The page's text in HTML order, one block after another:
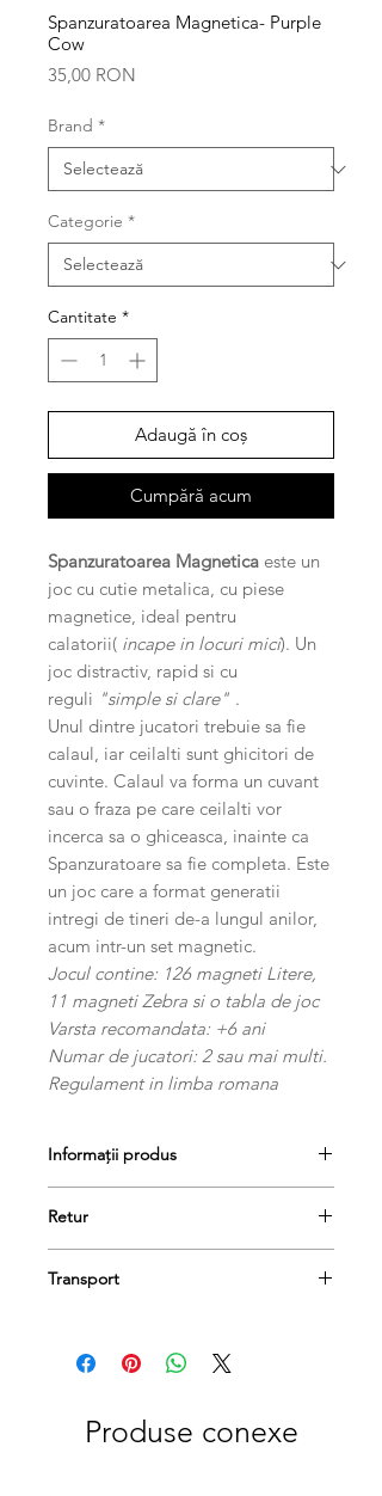
Spanzuratoarea Magnetica- Purple
Cow
35,00 RON
Brand *
Categorie *
Cantitate *
Adaugă în coș
Cumpără acum
Spanzuratoarea Magnetica este un
joc cu cutie metalica, cu piese
magnetice, ideal pentru
calatorii( incape in locuri mici). Un
joc distractiv, rapid si cu
reguli "simple si clare" .
Unul dintre jucatori trebuie sa fie
calaul, iar ceilalti sunt ghicitori de
cuvinte. Calaul va forma un cuvant
sau o fraza pe care ceilalti vor
incerca sa o ghiceasca, inainte ca
Spanzuratoare sa fie completa. Este
un joc care a format generatii
intregi de tineri de-a lungul anilor,
acum intr-un set magnetic.
Jocul contine: 126 magneti Litere,
11 magneti Zebra si o tabla de joc
Varsta recomandata: +6 ani
Numar de jucatori: 2 sau mai multi.
Regulament in limba romana
Informații produs
magneti Zebra si o tabla de joc
Varsta recomandata: +6 ani
Numar de jucatori: 2 sau mai multi.
Retur
de 14 de zile, dacă păstrați etichetele
Transport
în termen de 1-3 zile lucrătoare.
Produse conexe